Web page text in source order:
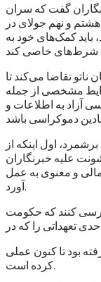
گفت که سران
و نهم جولای در
باید کمک‌های خود به
تقاضا می‌کند تا
مشخصی از جمله
آزاد به اطلاعات و
اول اینکه از
علیه خبرنگاران
و معنوی به عمل
آورد.
کنند که حکومت
تعهداتی را که در
آذر ۱۳۹۳ برعهده گرفته بود تا کنون عملی
کرده است.